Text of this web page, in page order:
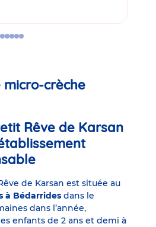
GoGoGo
GoGo
crèche
Rêve de Karsan
de Karsan est située au
à Bédarrides dans le
dans l’année,
enfants de 2 ans et demi à